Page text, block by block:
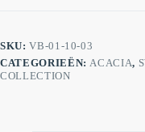
SKU:VB-01-10-03
CATEGORIEËN: ACACIA,
COLLECTION